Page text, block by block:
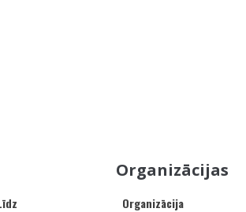
Organizācijas
Organizācija